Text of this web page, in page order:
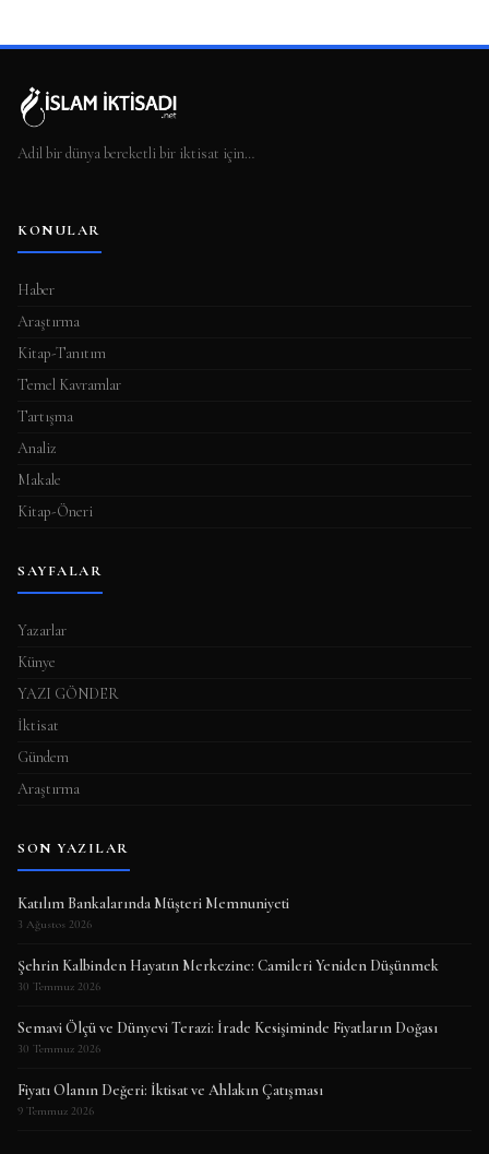
Adil bir dünya bereketli bir iktisat için…
KONULAR
Haber
Araştırma
Kitap-Tanıtım
Temel Kavramlar
Tartışma
Analiz
Makale
Kitap-Öneri
SAYFALAR
Yazarlar
Künye
YAZI GÖNDER
İktisat
Gündem
Araştırma
SON YAZILAR
Katılım Bankalarında Müşteri Memnuniyeti
3 Ağustos 2026
Şehrin Kalbinden Hayatın Merkezine: Camileri Yeniden Düşünmek
30 Temmuz 2026
Semavi Ölçü ve Dünyevi Terazi: İrade Kesişiminde Fiyatların Doğası
30 Temmuz 2026
Fiyatı Olanın Değeri: İktisat ve Ahlakın Çatışması
9 Temmuz 2026